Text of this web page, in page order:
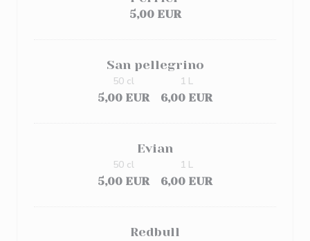
5,00 EUR
San pellegrino
5,00 EUR
50 cl
6,00 EUR
1 L
Evian
5,00 EUR
50 cl
6,00 EUR
1 L
Redbull